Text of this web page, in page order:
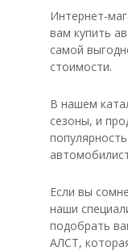
Интернет-
вам купить
самой
стоимости.
В нашем
сезоны, и
Если вы
наши
подобрать
АЛСТ,